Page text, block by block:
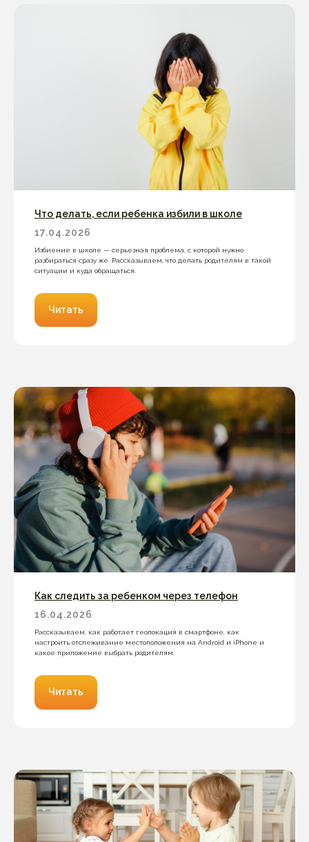
Что делать, если ребенка избили в школе
17.04.2026
Избиение в школе — серьезная проблема, с которой нужно
разбираться сразу же. Рассказываем, что делать родителям в такой
ситуации и куда обращаться.
Читать
Как следить за ребенком через телефон
16.04.2026
Рассказываем, как работает геолокация в смартфоне, как
настроить отслеживание местоположения на Android и iPhone и
какое приложение выбрать родителям.
Читать